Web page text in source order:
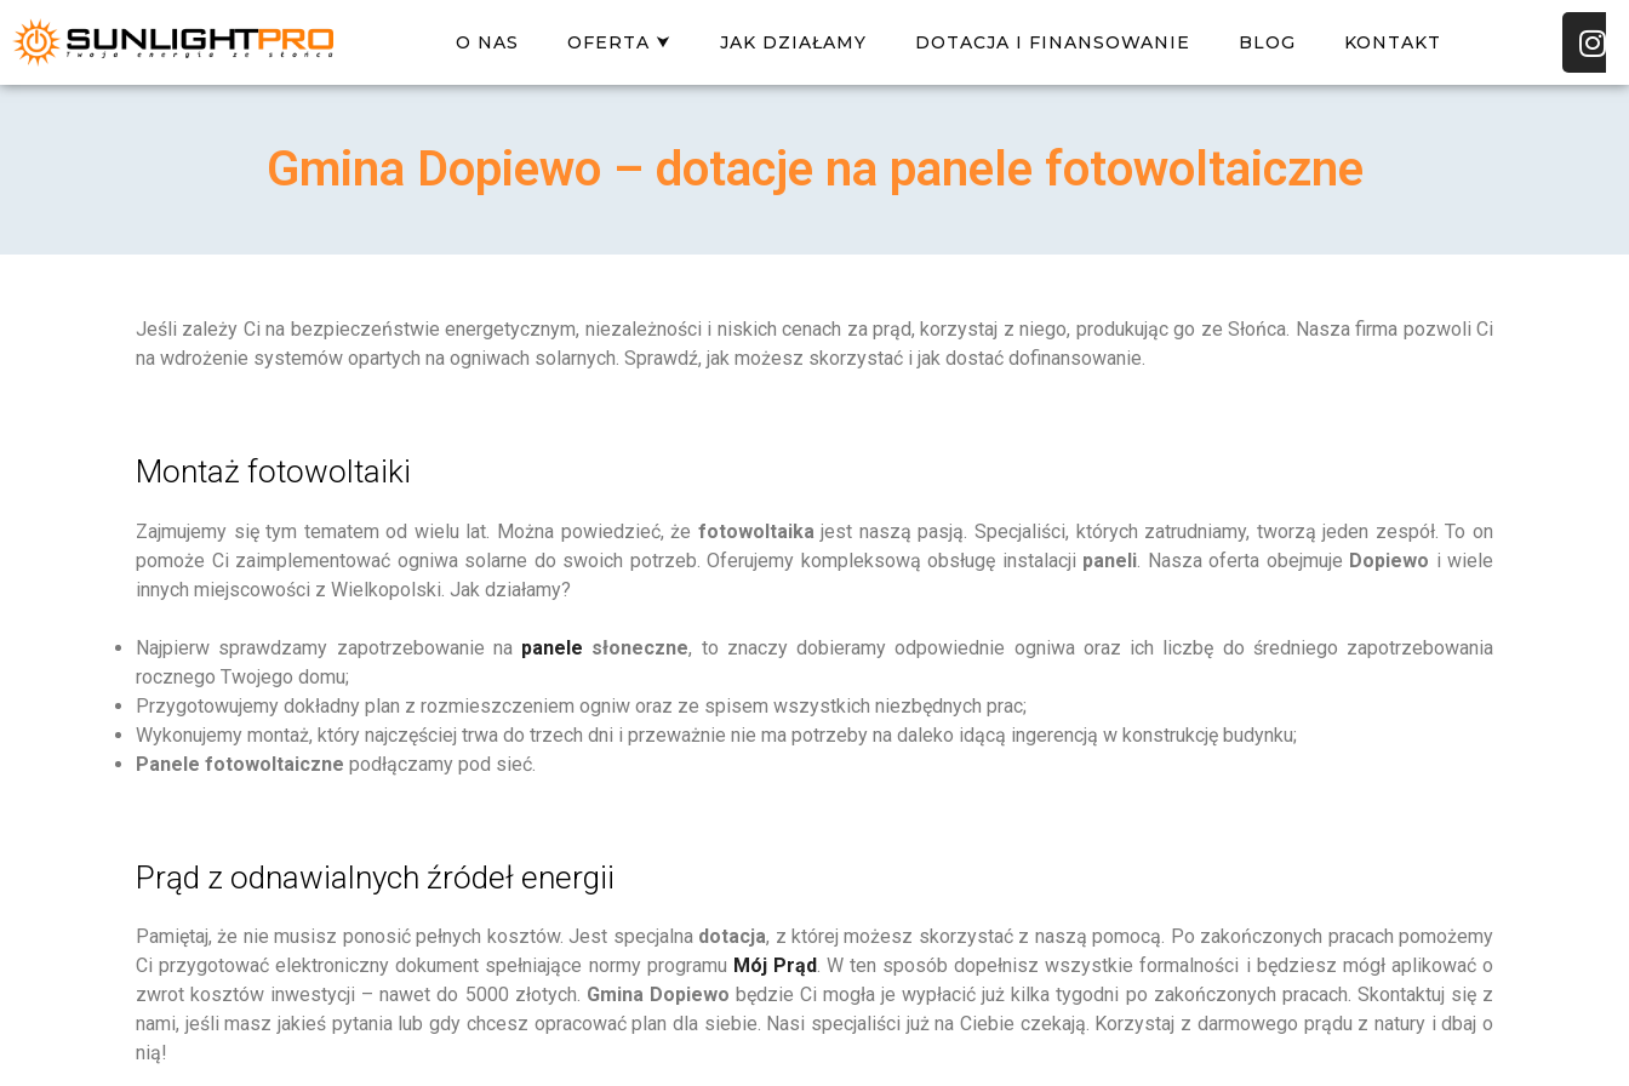
O NAS OFERTA ⮟ JAK DZIAŁAMY DOTACJA I FINANSOWANIE BLOG KONTAKT
Gmina Dopiewo – dotacje na panele fotowoltaiczne
Jeśli zależy Ci na bezpieczeństwie energetycznym, niezależności i niskich cenach za prąd, korzystaj z niego, produkując go ze Słońca. Nasza firma pozwoli Ci
na wdrożenie systemów opartych na ogniwach solarnych. Sprawdź, jak możesz skorzystać i jak dostać dofinansowanie.
Montaż fotowoltaiki
Zajmujemy się tym tematem od wielu lat. Można powiedzieć, że fotowoltaikajest naszą pasją. Specjaliści, których zatrudniamy, tworzą jeden zespół. To on
pomoże Ci zaimplementować ogniwa solarne do swoich potrzeb. Oferujemy kompleksową obsługę instalacji paneli . Nasza oferta obejmuje Dopiewo i wiele
innych miejscowości z Wielkopolski. Jak działamy?
Najpierw sprawdzamy zapotrzebowanie na panele słoneczne, to znaczy dobieramy odpowiednie ogniwa oraz ich liczbę do średniego zapotrzebowania
rocznego Twojego domu;
Przygotowujemy dokładny plan z rozmieszczeniem ogniw oraz ze spisem wszystkich niezbędnych prac;
Wykonujemy montaż, który najczęściej trwa do trzech dni i przeważnie nie ma potrzeby na daleko idącą ingerencją w konstrukcję budynku;
Panele fotowoltaiczne podłączamy pod sieć.
Prąd z odnawialnych źródeł energii
Pamiętaj, że nie musisz ponosić pełnych kosztów. Jest specjalna dotacja, z której możesz skorzystać z naszą pomocą. Po zakończonych pracach pomożemy
Ci przygotować elektroniczny dokument spełniające normy programu Mój Prąd. W ten sposób dopełnisz wszystkie formalności i będziesz mógł aplikować o
zwrot kosztów inwestycji – nawet do 5000 złotych. Gmina Dopiewo będzie Ci mogła je wypłacić już kilka tygodni po zakończonych pracach. Skontaktuj się z
nami, jeśli masz jakieś pytania lub gdy chcesz opracować plan dla siebie. Nasi specjaliści już na Ciebie czekają. Korzystaj z darmowego prądu z natury i dbaj o
nią!